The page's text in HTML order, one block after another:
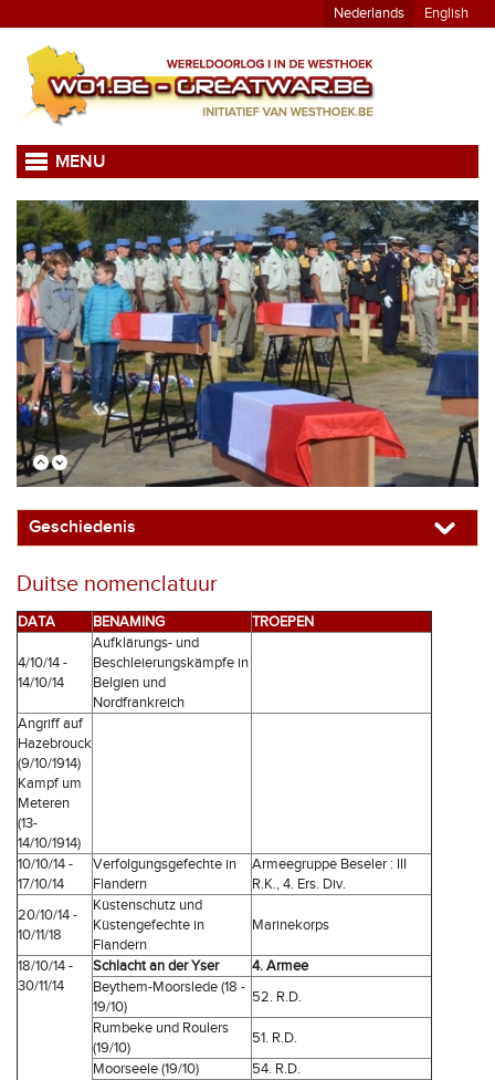
Nederlands English
MENU
Geschiedenis
Duitse nomenclatuur
DATA BENAMING TROEPEN
4/10/14 -
14/10/14
Aufklärungs- und
Beschleierungskämpfe in
Belgien und
Nordfrankreich
Angriff auf
Hazebrouck
(9/10/1914)
Kampf um
Meteren
(13-
14/10/1914)
10/10/14 -
17/10/14
Verfolgungsgefechte in
Flandern
Armeegruppe Beseler : III
R.K., 4. Ers. Div.
20/10/14 -
10/11/18
Küstenschutz und
Küstengefechte in
Flandern
Marinekorps
18/10/14 -
30/11/14
Schlacht an der Yser
4. Armee
Beythem-Moorslede (18 -
19/10)
52. R.D.
Rumbeke und Roulers
(19/10)
51. R.D.
Moorseele (19/10)
54. R.D.